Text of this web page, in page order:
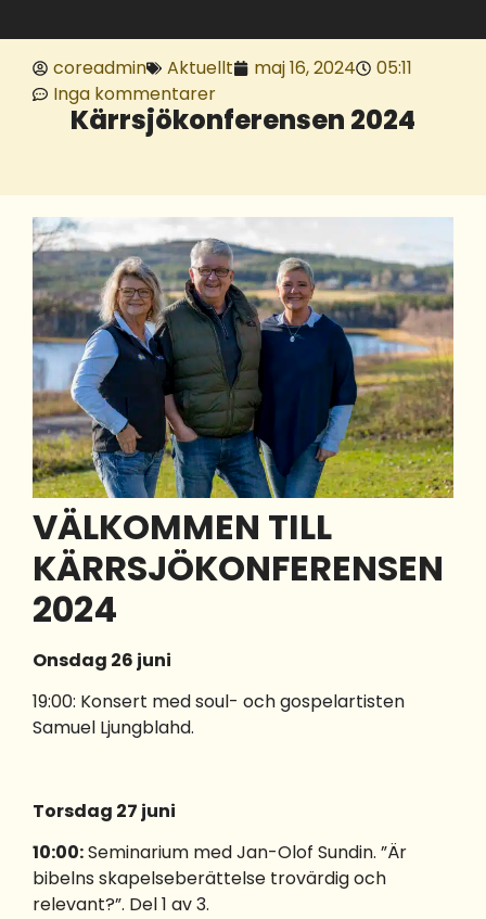
coreadmin Aktuellt maj 16, 2024
05:11
Inga kommentarer
Kärrsjökonferensen 2024
VÄLKOMMEN TILL
KÄRRSJÖKONFERENSEN
2024
Onsdag 26 juni
19:00: Konsert med soul- och gospelartisten
Samuel Ljungblahd.
Torsdag 27 juni
10:00:Seminarium med Jan-Olof Sundin. ”Är
bibelns skapelseberättelse trovärdig och
relevant?”. Del 1 av 3.